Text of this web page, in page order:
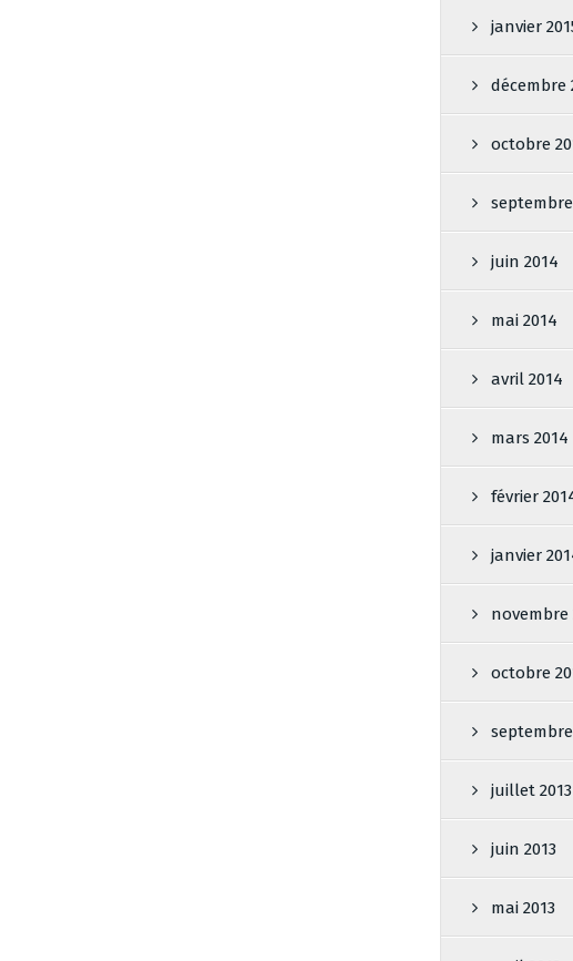
janvier
décembre
octobre
juin 2014
mai 2014
avril 2014
mars 2014
février
janvier
novembre
octobre
septembre
juillet 2013
juin 2013
mai 2013